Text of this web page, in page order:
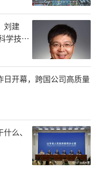
院开展的中医药文
“夜市”正式拉开
豆，专家们各展所
康服务。现场还有
人员为市民详细且
下的急救方法，包
法等，让市民们在
份应对的能力和信
刘建
学技术
开幕，跨国公司高质量
么、